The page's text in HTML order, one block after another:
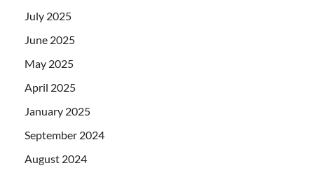
July 2025
June 2025
May 2025
April 2025
January 2025
September 2024
August 2024